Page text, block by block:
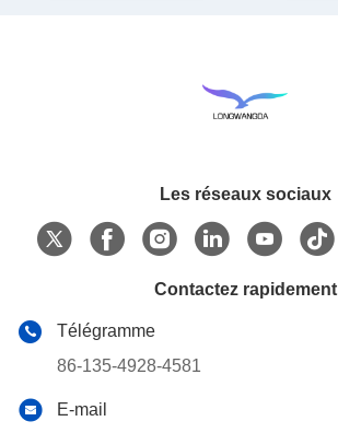
Les réseaux sociaux
Contactez rapidement
Télégramme
86-135-4928-4581
E-mail